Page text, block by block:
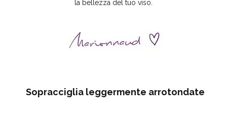
la bellezza del tuo viso.
Sopracciglia leggermente arrotondate